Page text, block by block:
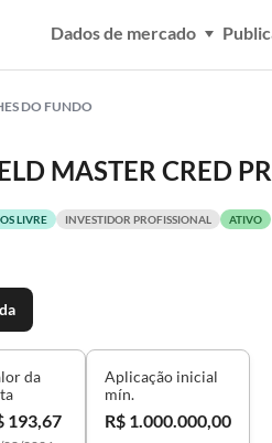
Dados de mercado
DO FUNDO
MASTER CRED
LIVRE INVESTIDOR PROFISSIONAL ATIVO
da
193,67
Aplicação inicial
mín.
R$ 1.000.000,00